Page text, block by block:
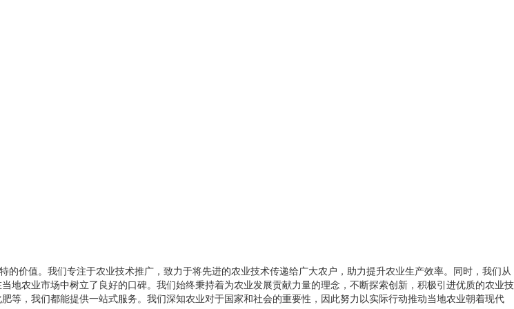
价值。我们专注于农业技术推广，致力于将先进的农业技术传递给广大农户，助力提升农业生产效率。同时，我们从
农业市场中树立了良好的口碑。我们始终秉持着为农业发展贡献力量的理念，不断探索创新，积极引进优质的农业技
，我们都能提供一站式服务。我们深知农业对于国家和社会的重要性，因此努力以实际行动推动当地农业朝着现代